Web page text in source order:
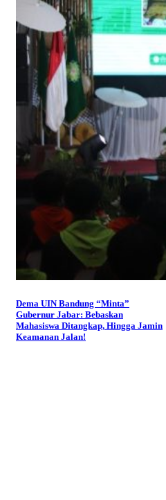
Dema UIN Bandung “Minta”
Gubernur Jabar: Bebaskan
Mahasiswa Ditangkap, Hingga Jamin
Keamanan Jalan!